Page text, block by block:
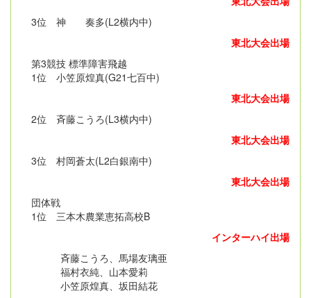
3位 神 奏多(L2横内中)
東北大会出場
第3競技 標準障害飛越
1位 小笠原煌真(G21七百中)
東北大会出場
2位 斉藤こうろ(L3横内中)
東北大会出場
3位 村岡蒼太(L2白銀南中)
東北大会出場
団体戦
1位 三本木農業恵拓高校B
インターハイ出場
斉藤こうろ、馬場友璃亜
福村衣純、山本愛莉
小笠原煌真、坂田結花